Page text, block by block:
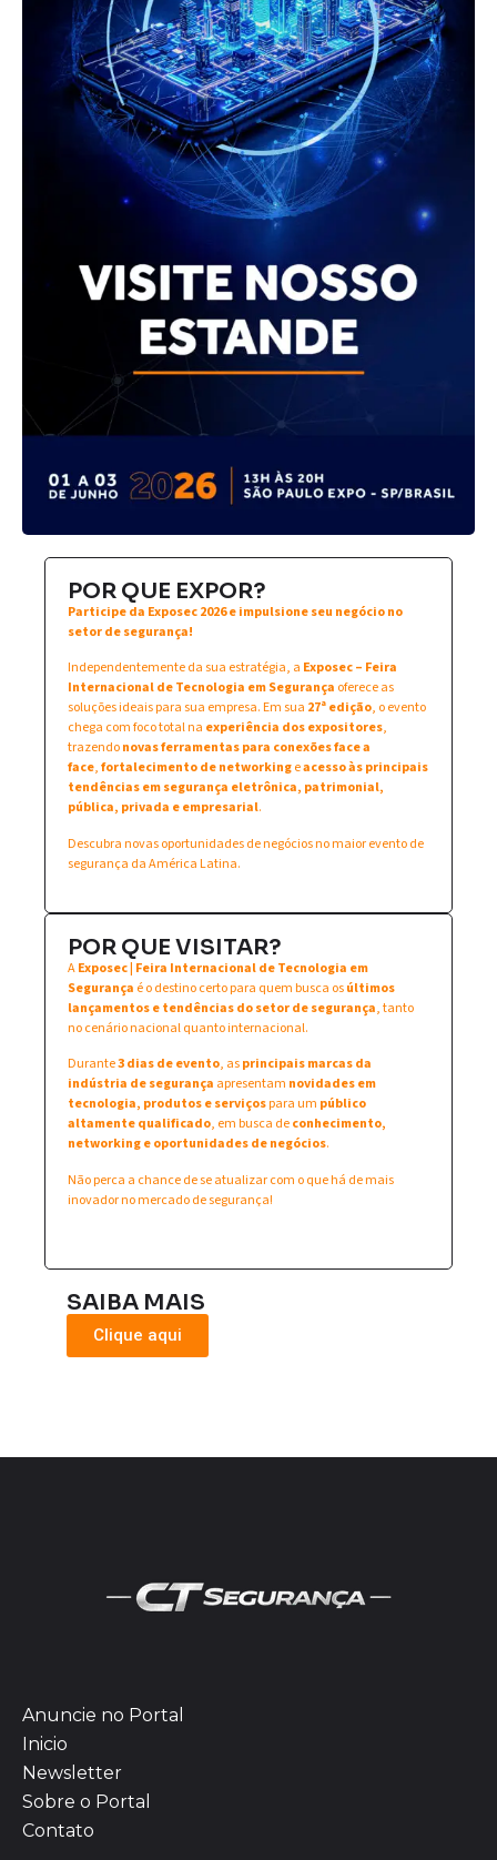
POR QUE EXPOR?
Participe da Exposec 2026 e impulsione seu negócio no
setor de segurança!
Independentemente da sua estratégia, a Exposec – Feira
Internacional de Tecnologia em Segurança oferece as
soluções ideais para sua empresa. Em sua 27ª edição, o evento
chega com foco total na experiência dos expositores,
trazendonovas ferramentas para conexões face a
face,fortalecimento de networkingeacesso às principais
tendências em segurança eletrônica, patrimonial,
pública, privada e empresarial.
Descubra novas oportunidades de negócios no maior evento de
segurança da América Latina.
POR QUE VISITAR?
AExposec | Feira Internacional de Tecnologia em
Segurança é o destino certo para quem busca osúltimos
lançamentos e tendências do setor de segurança, tanto
no cenário nacional quanto internacional.
Durante3 dias de evento, asprincipais marcas da
indústria de segurança apresentam novidades em
tecnologia, produtos e serviçospara um público
altamente qualificado, em busca deconhecimento,
networking e oportunidades de negócios.
Não perca a chance de se atualizar com o que há de mais
inovador no mercado de segurança!
SAIBA MAIS
Clique aqui
Anuncie no Portal
Inicio
Newsletter
Sobre o Portal
Contato